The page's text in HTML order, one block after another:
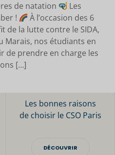
de natation
Les
!
À l’occasion des 6
de la lutte contre le SIDA,
Marais, nos étudiants en
de prendre en charge les
[…]
Les bonnes raisons
de choisir le CSO Paris
DÉCOUVRIR